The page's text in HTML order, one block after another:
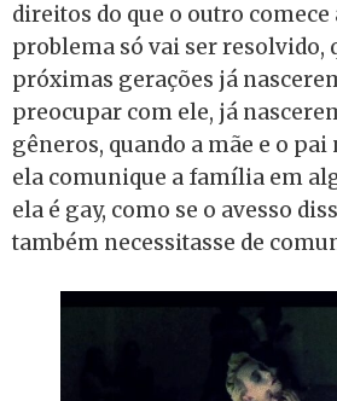
direitos do que o outro comece
problema só vai ser resolvido,
próximas gerações já
preocupar com ele, já
gêneros, quando a mãe e o
ela comunique a família em
ela é gay, como se o avesso
também necessitasse de